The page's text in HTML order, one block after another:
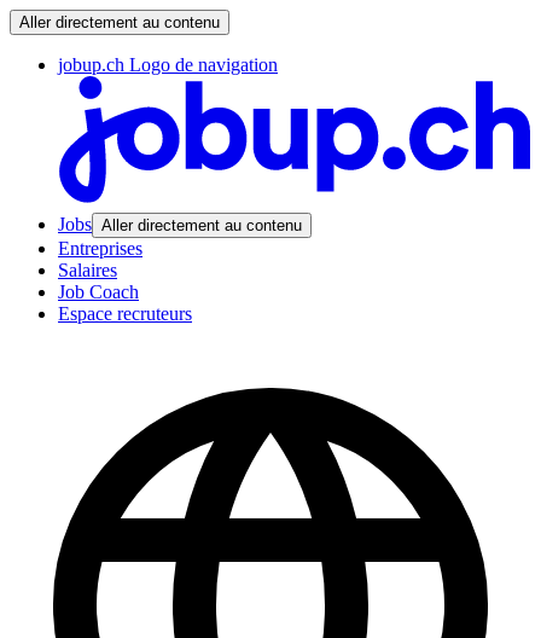
Aller directement au contenu
jobup.ch Logo de navigation
Jobs Aller directement au contenu
Entreprises
Salaires
Job Coach
Espace recruteurs